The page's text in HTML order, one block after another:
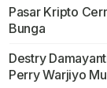
Pasar Kripto
Bunga
Destry
Perry Warjiyo